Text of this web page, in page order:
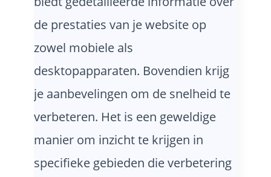
de prestaties van je website op
zowel mobiele als
desktopapparaten. Bovendien krijg
je aanbevelingen om de snelheid te
verbeteren. Het is een geweldige
manier om inzicht te krijgen in
specifieke gebieden die verbetering